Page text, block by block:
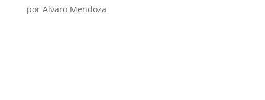
por Alvaro Mendoza